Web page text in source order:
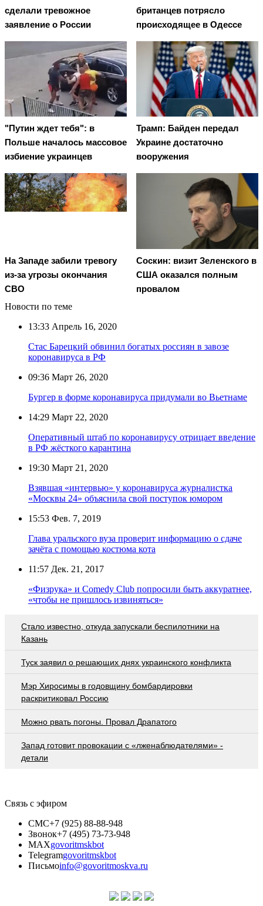
сделали тревожное
заявление о России
британцев потрясло
происходящее в Одессе
"Путин ждет тебя": в
Польше началось массовое
избиение украинцев
Трамп: Байден передал
Украине достаточно
вооружения
На Западе забили тревогу
из-за угрозы окончания
СВО
Соскин: визит Зеленского в
США оказался полным
провалом
Новости по теме
13:33 Апрель 16, 2020
Cтас Барецкий обвинил богатых россиян в завозе
коронавируса в РФ
09:36 Март 26, 2020
Бургер в форме коронавируса придумали во Вьетнаме
14:29 Март 22, 2020
Оперативный штаб по коронавирусу отрицает введение
в РФ жёсткого карантина
19:30 Март 21, 2020
Взявшая «интервью» у коронавируса журналистка
«Москвы 24» объяснила свой поступок юмором
15:53 Фев. 7, 2019
Глава уральского вуза проверит информацию о сдаче
зачёта с помощью костюма кота
11:57 Дек. 21, 2017
«Физрука» и Comedy Club попросили быть аккуратнее,
«чтобы не пришлось извиняться»
Стало известно, откуда запускали беспилотники на
Казань
Туск заявил о решающих днях украинского конфликта
Мэр Хиросимы в годовщину бомбардировки
раскритиковал Россию
Можно рвать погоны. Провал Драпатого
Запад готовит провокации с «лженаблюдателями» -
детали
Связь с эфиром
СМС+7 (925) 88-88-948
Звонок+7 (495) 73-73-948
MAXgovoritmskbot
Telegramgovoritmskbot
Письмоinfo@govoritmoskva.ru